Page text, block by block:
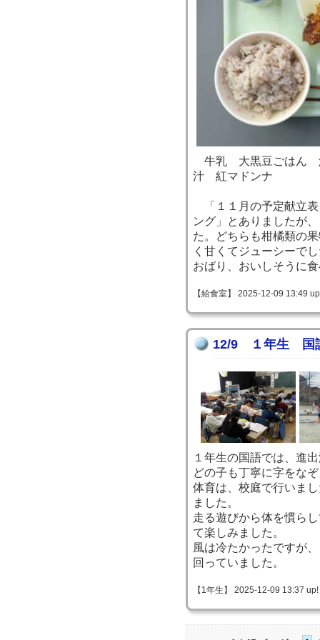
牛乳 大黒豆ごはん
汁 紅マドンナ
「１１月の予定献立表
ング」とありましたが
た。どちらも柑橘類の
く甘くてジューシーで
おばり、おいしそうに
【給食室】 2025-12-09 13:49
12/9 １年生 国
１年生の国語では、進
どの子も丁寧に字をな
体育は、校庭で行いま
ました。
走る遊びから体を慣ら
て楽しみました。
風は冷たかったですが
回っていました。
【1年生】 2025-12-09 13:37 up!